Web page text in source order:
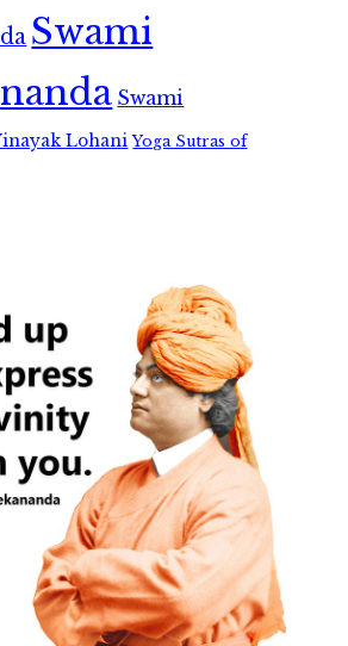
Swami
Swami
Lohani Yoga Sutras of